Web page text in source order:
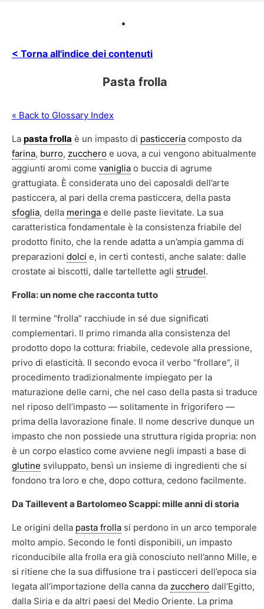
< Torna all'indice dei contenuti
Pasta frolla
« Back to Glossary Index
La pasta frolla è un impasto di pasticceria composto da
farina, burro, zucchero e uova, a cui vengono abitualmente
aggiunti aromi come vaniglia o buccia di agrume
grattugiata. È considerata uno dei caposaldi dell’arte
pasticcera, al pari della crema pasticcera, della pasta
sfoglia, della meringa e delle paste lievitate. La sua
caratteristica fondamentale è la consistenza friabile del
prodotto finito, che la rende adatta a un’ampia gamma di
preparazioni dolci e, in certi contesti, anche salate: dalle
crostate ai biscotti, dalle tartellette agli strudel.
Frolla: un nome che racconta tutto
Il termine “frolla” racchiude in sé due significati
complementari. Il primo rimanda alla consistenza del
prodotto dopo la cottura: friabile, cedevole alla pressione,
privo di elasticità. Il secondo evoca il verbo “frollare”, il
procedimento tradizionalmente impiegato per la
maturazione delle carni, che nel caso della pasta si traduce
nel riposo dell’impasto — solitamente in frigorifero —
prima della lavorazione finale. Il nome descrive dunque un
impasto che non possiede una struttura rigida propria: non
è un corpo elastico come avviene negli impasti a base di
glutine sviluppato, bensì un insieme di ingredienti che si
fondono tra loro e che, dopo cottura, cedono facilmente.
Da Taillevent a Bartolomeo Scappi: mille anni di storia
Le origini della pasta frolla si perdono in un arco temporale
molto ampio. Secondo le fonti disponibili, un impasto
riconducibile alla frolla era già conosciuto nell’anno Mille, e
si ritiene che la sua diffusione tra i pasticceri dell’epoca sia
legata all’importazione della canna da zucchero dall’Egitto,
dalla Siria e da altri paesi del Medio Oriente. La prima